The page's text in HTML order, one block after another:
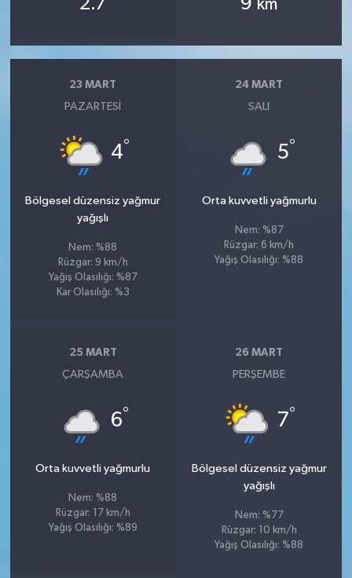
km
23 MART
PAZARTESI
4°
Bölgesel düzensiz yağmur
yağışlı
Nem: %88
Rüzgar: 9 km/h
Yağış Olasılığı: %87
Kar Olasılığı: %3
24 MART
SALI
5°
Orta kuvvetli yağmurlu
Nem: %87
Rüzgar: 6 km/h
Yağış Olasılığı: %88
25 MART
ÇARŞAMBA
6°
Orta kuvvetli yağmurlu
Nem: %88
Rüzgar: 17 km/h
Yağış Olasılığı: %89
26 MART
PERŞEMBE
7°
Bölgesel düzensiz yağmur
yağışlı
Nem: %77
Rüzgar: 10 km/h
Yağış Olasılığı: %88